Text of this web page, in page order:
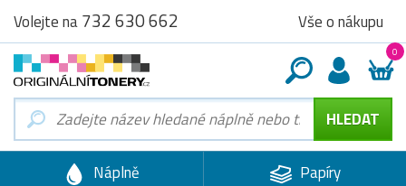
Volejte na732 630 662 Vše o nákupu
0
Náplně
Papíry